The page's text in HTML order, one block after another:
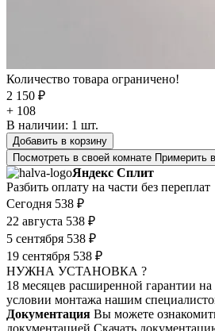
Количество товара ограничено!
2 150 ₽
+ 108
В наличии: 1 шт.
Добавить в корзину
Посмотреть в своей комнате Примерить
Яндекс Сплит
Разбить оплату на части без переплат
Сегодня 538 ₽
22 августа 538 ₽
5 сентября 538 ₽
19 сентября 538 ₽
НУЖНА УСТАНОВКА ?
18 месяцев расширенной гарантии
условии монтажа нашим
Документация Вы можете